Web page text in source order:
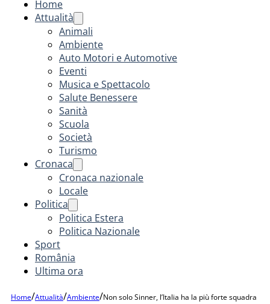
Home
Attualità
Animali
Ambiente
Auto Motori e Automotive
Eventi
Musica e Spettacolo
Salute Benessere
Sanità
Scuola
Società
Turismo
Cronaca
Cronaca nazionale
Locale
Politica
Politica Estera
Politica Nazionale
Sport
România
Ultima ora
Home/Attualità/Ambiente/Non solo Sinner, l’Italia ha la più forte squadra